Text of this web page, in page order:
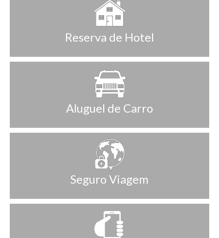
Reserva de Hotel
Aluguel de Carro
Seguro Viagem